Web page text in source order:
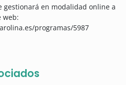
gestionará en modalidad online a
web:
programas/5987